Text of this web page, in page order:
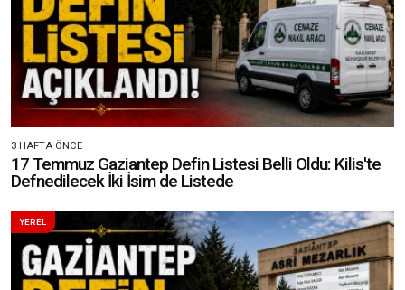
3 HAFTA ÖNCE
17 Temmuz Gaziantep Defin Listesi Belli Oldu: Kilis'te
Defnedilecek İki İsim de Listede
YEREL